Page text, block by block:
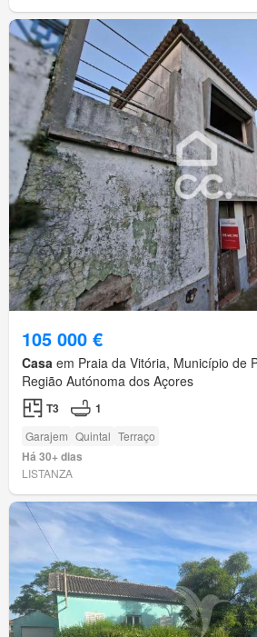
105 000 €
Casa em Praia da Vitória, Município de
Região Autónoma dos Açores
T3 1
Garajem Quintal Terraço
Há 30+ dias
LISTANZA